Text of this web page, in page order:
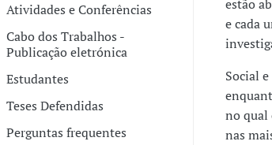
Atividades e Conferências
Cabo dos Trabalhos -
Publicação eletrónica
Estudantes
Teses Defendidas
Perguntas frequentes
estão
e cada
Social
no qual
nas